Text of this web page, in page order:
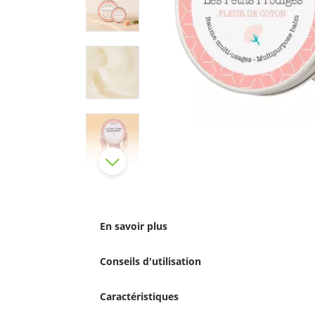
En savoir plus
Conseils d'utilisation
Caractéristiques